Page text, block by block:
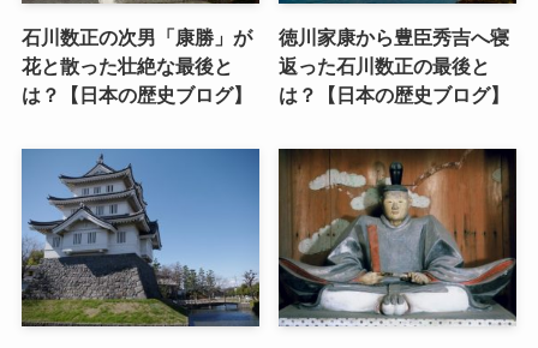
石川数正の次男「康勝」が
花と散った壮絶な最後と
は？【日本の歴史ブログ】
徳川家康から豊臣秀吉へ寝
返った石川数正の最後と
は？【日本の歴史ブログ】